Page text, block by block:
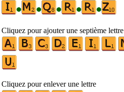
•
• • • •
Cliquez pour ajouter une septième lettre
Cliquez pour enlever une lettre